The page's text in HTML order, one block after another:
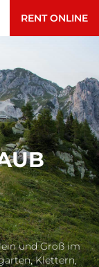
RENT ONLINE
und Groß im
Klettern,